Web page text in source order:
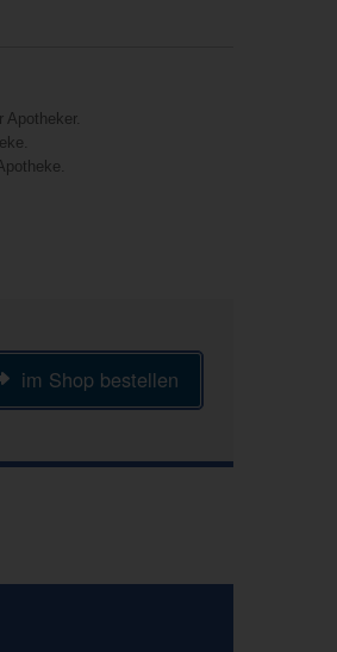
im Shop bestellen